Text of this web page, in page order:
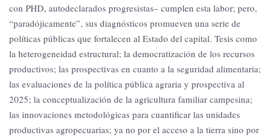
con PHD, autodeclarados progresistas– cumplen esta labor; pero,
“paradójicamente”, sus diagnósticos promueven una serie de
políticas públicas que fortalecen al Estado del capital. Tesis como
la heterogeneidad estructural; la democratización de los recursos
productivos; las prospectivas en cuanto a la seguridad alimentaria;
las evaluaciones de la política pública agraria y prospectiva al
2025; la conceptualización de la agricultura familiar campesina;
las innovaciones metodológicas para cuantificar las unidades
productivas agropecuarias; ya no por el acceso a la tierra sino por